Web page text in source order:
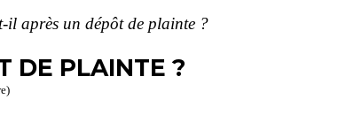
il après un dépôt de plainte ?
DE PLAINTE ?